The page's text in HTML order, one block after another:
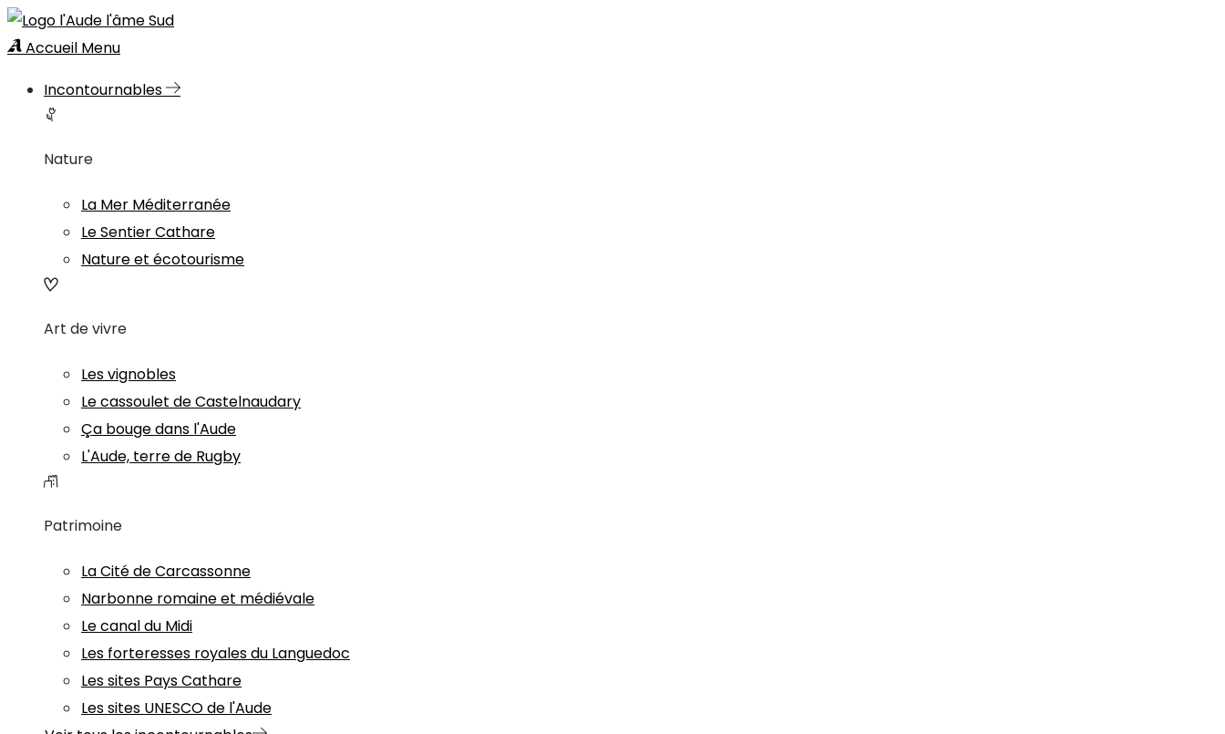
Accueil Menu
Incontournables
Nature
La Mer Méditerranée
Le Sentier Cathare
Nature et écotourisme
Art de vivre
Les vignobles
Le cassoulet de Castelnaudary
Ça bouge dans l'Aude
L'Aude, terre de Rugby
Patrimoine
La Cité de Carcassonne
Narbonne romaine et médiévale
Le canal du Midi
Les forteresses royales du Languedoc
Les sites Pays Cathare
Les sites UNESCO de l'Aude